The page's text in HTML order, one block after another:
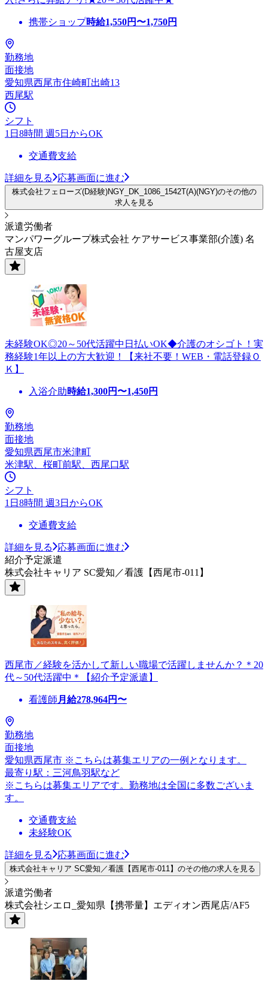
携帯ショップ時給1,550円〜1,750円
勤務地
面接地
愛知県西尾市住崎町出崎13
西尾駅
シフト
1日8時間 週5日からOK
交通費支給
詳細を見る 応募画面に進む
株式会社フェローズ(D経験)NGY_DK_1086_1542T(A)(NGY)のその他の
求人を見る
派遣労働者
マンパワーグループ株式会社 ケアサービス事業部(介護) 名
古屋支店
未経験OK◎20～50代活躍中日払いOK◆介護のオシゴト！実
務経験1年以上の方大歓迎！【来社不要！WEB・電話登録Ｏ
Ｋ】
入浴介助時給1,300円〜1,450円
勤務地
面接地
愛知県西尾市米津町
米津駅、桜町前駅、西尾口駅
シフト
1日8時間 週3日からOK
交通費支給
詳細を見る
応募画面に進む
紹介予定派遣
株式会社キャリア SC愛知／看護【西尾市-011】
西尾市／経験を活かして新しい職場で活躍しませんか？＊20
代～50代活躍中＊【紹介予定派遣】
看護師 月給278,964円〜
勤務地
面接地
愛知県西尾市 ※こちらは募集エリアの一例となります。
最寄り駅：三河鳥羽駅など
※こちらは募集エリアです。勤務地は全国に多数ございま
す。
交通費支給
未経験OK
詳細を見る 応募画面に進む
株式会社キャリア SC愛知／看護【西尾市-011】のその他の求人を見る
派遣労働者
株式会社シエロ_愛知県【携帯量】エディオン西尾店/AF5